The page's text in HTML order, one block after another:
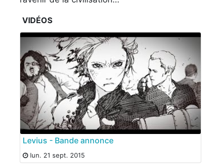
VIDÉOS
Levius - Bande annonce
lun. 21 sept. 2015